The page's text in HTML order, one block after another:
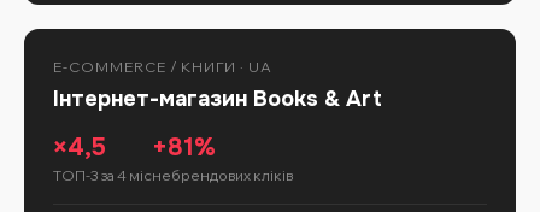
E-COMMERCE / КНИГИ · UA
Інтернет-магазин Books & Art
×4,5
ТОП-3 за 4 міс
+81%
небрендових кліків